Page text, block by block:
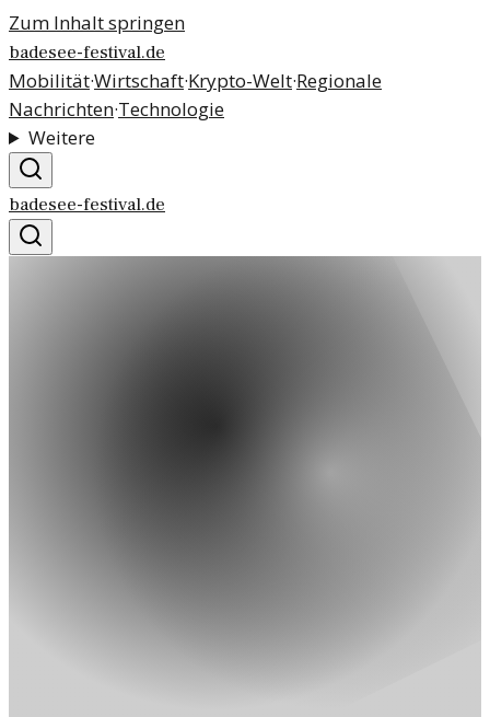
Zum Inhalt springen
badesee-festival.de
Mobilität·Wirtschaft·Krypto-Welt·Regionale
Nachrichten·Technologie
Weitere
badesee-festival.de